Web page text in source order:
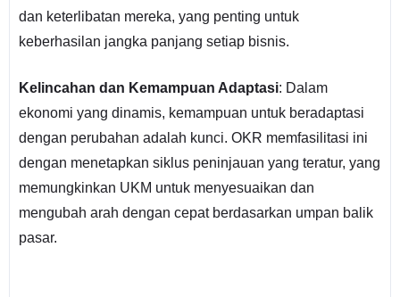
dan keterlibatan mereka, yang penting untuk
keberhasilan jangka panjang setiap bisnis.
Kelincahan dan Kemampuan Adaptasi: Dalam
ekonomi yang dinamis, kemampuan untuk beradaptasi
dengan perubahan adalah kunci. OKR memfasilitasi ini
dengan menetapkan siklus peninjauan yang teratur, yang
memungkinkan UKM untuk menyesuaikan dan
mengubah arah dengan cepat berdasarkan umpan balik
pasar.